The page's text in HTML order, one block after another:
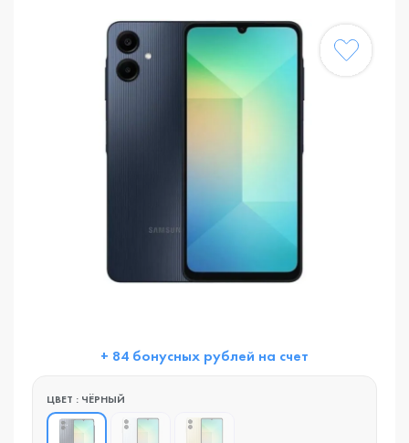
+ 84 бонусных рублей на счет
ЦВЕТ : ЧЁРНЫЙ